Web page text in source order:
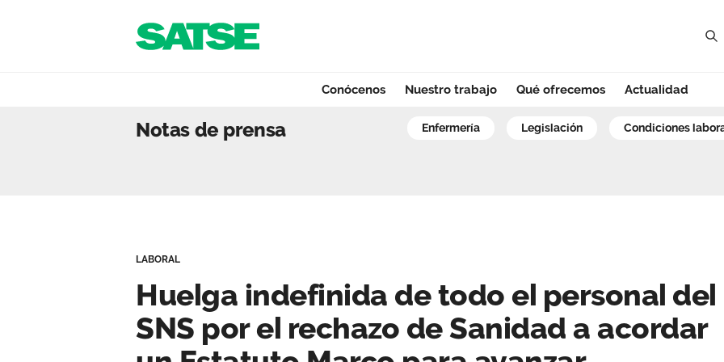
Navegación
Conócenos Nuestro trabajo Qué ofrecemos Actualidad
Qué ofrecemos
Actualidad
Huelga indefinida de todo el
Notas de prensa enfermería legislación condiciones
LABORAL
Huelga indefinida de todo el personal del
SNS por el rechazo de Sanidad a acordar